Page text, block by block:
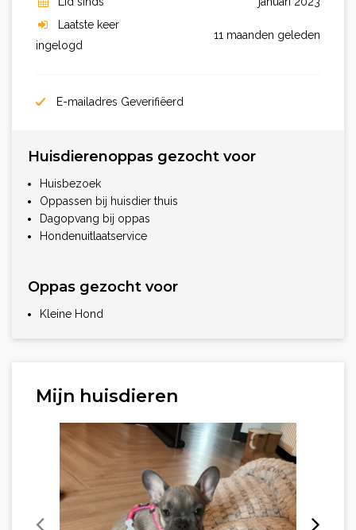
Laatste keer
ingelogd
11 maanden geleden
E-mailadres Geverifiëerd
Huisdierenoppas gezocht voor
Huisbezoek
Oppassen bij huisdier thuis
Dagopvang bij oppas
Hondenuitlaatservice
Oppas gezocht voor
Kleine Hond
Mijn huisdieren